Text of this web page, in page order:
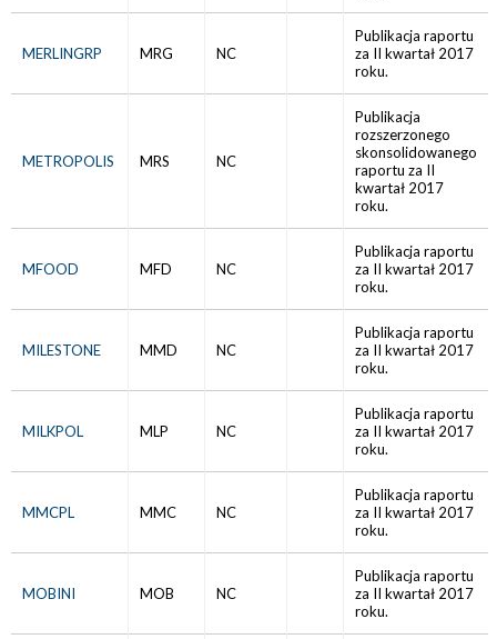
MERLINGRP MRG NC
Publikacja raportu
za II kwartał 2017
roku.
METROPOLIS MRS NC
Publikacja
rozszerzonego
skonsolidowanego
raportu za II
kwartał 2017
roku.
MFOOD MFD NC
Publikacja raportu
za II kwartał 2017
roku.
MILESTONE MMD NC
Publikacja raportu
za II kwartał 2017
roku.
MILKPOL MLP NC
Publikacja raportu
za II kwartał 2017
roku.
MMCPL MMC NC
Publikacja raportu
za II kwartał 2017
roku.
MOBINI MOB NC
Publikacja raportu
za II kwartał 2017
roku.